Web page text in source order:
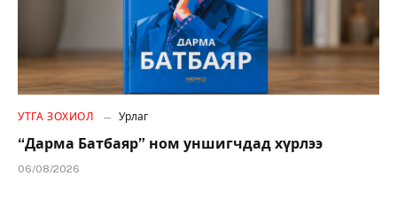
УТГА ЗОХИОЛ Урлаг
“Дарма Батбаяр” ном уншигчдад хүрлээ
06/08/2026